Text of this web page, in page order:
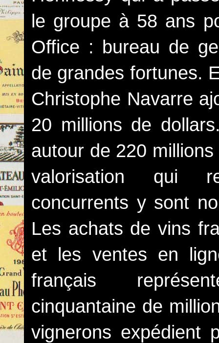
le groupe à 58 ans
Office : bureau de
de grandes fortunes.
Christophe Navarre
20 millions de
autour de 220
valorisation qui
concurrents y sont
Les achats de vins
et les ventes en
français
cinquantaine de
vignerons expédient